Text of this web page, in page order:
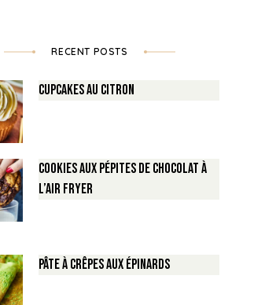
RECENT POSTS
Cupcakes au Citron
Cookies aux pépites de Chocolat à
l’air fryer
Pâte à crêpes aux épinards